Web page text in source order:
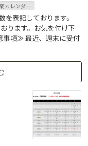
カレンダー
表記しております。
ります。お気を付け下
項≫ 最近、週末に受付